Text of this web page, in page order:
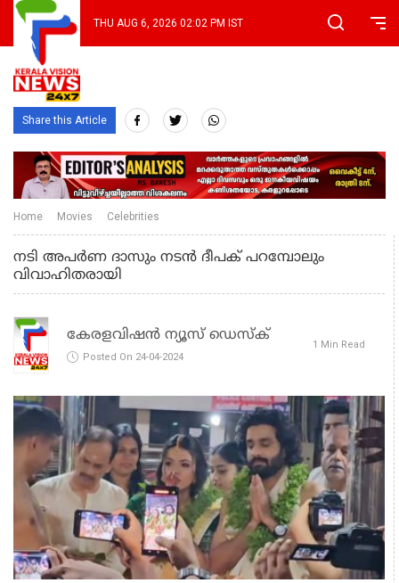
THU AUG 6, 2026 02:02 PM IST
Share this Article
Home Movies Celebrities
നടി അപര്‍ണ ദാസും നടൻ ദീപക് പറമ്പോലും
വിവാഹിതരായി
കേരളവിഷൻ ന്യൂസ് ഡെസ്‌ക്
Posted On 24-04-2024
1 Min Read